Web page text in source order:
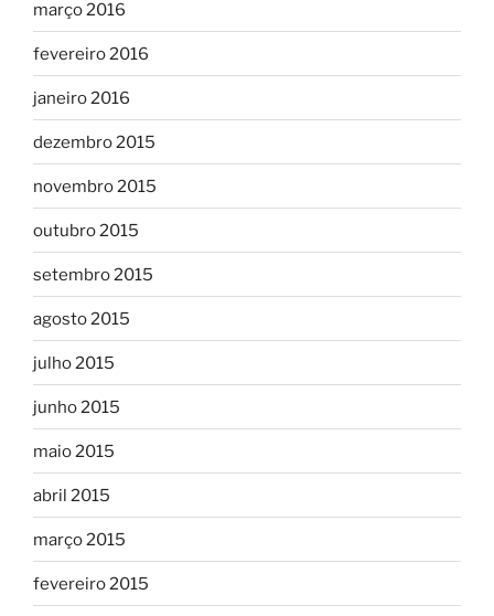
março 2016
fevereiro 2016
janeiro 2016
dezembro 2015
novembro 2015
outubro 2015
setembro 2015
agosto 2015
julho 2015
junho 2015
maio 2015
abril 2015
março 2015
fevereiro 2015